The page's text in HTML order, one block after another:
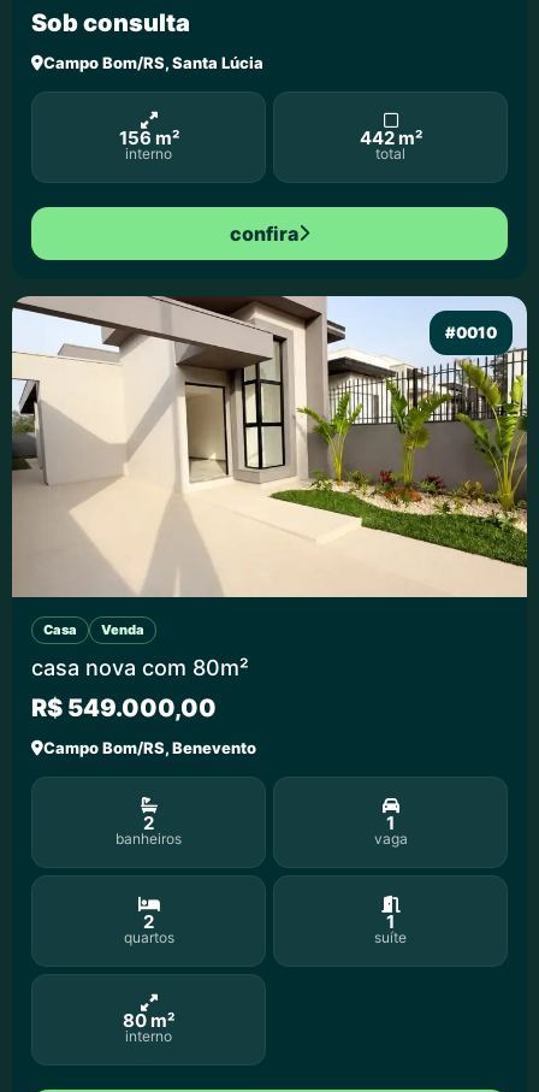
Sob consulta
Campo Bom/RS, Santa Lúcia
156 m²
interno
442 m²
total
confira
#0010
Casa Venda
casa nova com 80m²
R$ 549.000,00
Campo Bom/RS, Benevento
2
banheiros
1
vaga
2
quartos
1
suíte
80 m²
interno